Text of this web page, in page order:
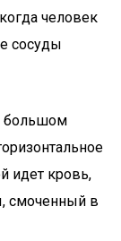
человек
сосуды
большом
идет кровь,
смоченный в